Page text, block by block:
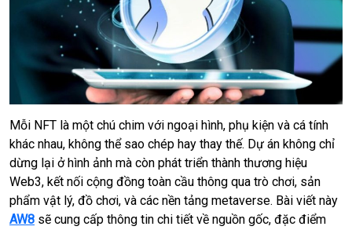
Mỗi NFT là một chú chim với ngoại hình, phụ kiện và cá tính
khác nhau, không thể sao chép hay thay thế. Dự án không chỉ
dừng lại ở hình ảnh mà còn phát triển thành thương hiệu
Web3, kết nối cộng đồng toàn cầu thông qua trò chơi, sản
phẩm vật lý, đồ chơi, và các nền tảng metaverse. Bài viết này
AW8 sẽ cung cấp thông tin chi tiết về nguồn gốc, đặc điểm